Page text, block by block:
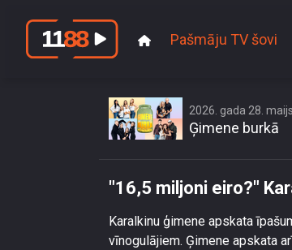
Pašmāju TV šovi
2026. gada 28.
Ģimene burkā
"16,5 miljoni eiro?"
Karalkinu ģimene apskata
vīnogulājiem. Ģimene apskata